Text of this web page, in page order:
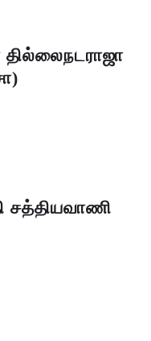
தில்லைநடராஜா
சத்தியவாணி